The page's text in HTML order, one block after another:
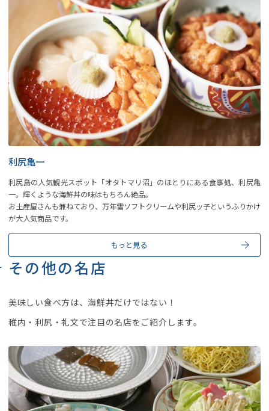
利尻亀一
利尻島の人気観光スポット「オタトマリ沼」のほとりにある食事処、利尻亀
一。輝くような海鮮丼の味はもちろん絶品。
お土産屋さんも兼ねており、万年雪ソフトクリームや利尻ッ子というふりかけ
が大人気商品です。
もっと見る
その他の名店
美味しい食べ方は、海鮮丼だけではない！
稚内・利尻・礼文で注目の名店をご紹介します。